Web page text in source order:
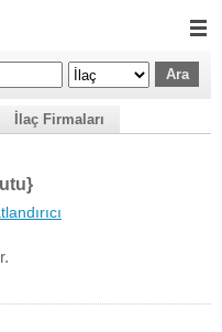
İlaç Firmaları